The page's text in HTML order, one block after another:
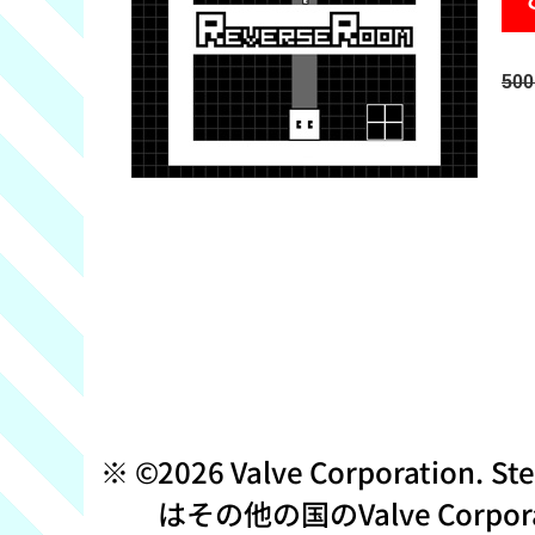
©2026 Valve Corporation.
はその他の国のValve